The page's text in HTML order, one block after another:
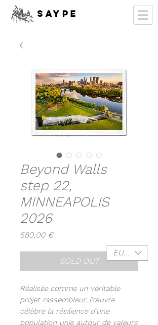
SAYPE
Beyond Walls
step 22,
MINNEAPOLIS
2026
580,00 €Prix
SOLD OUT
Réalisée comme un véritable
projet rassembleur, l’œuvre
célèbre la résilience d’une
population unie autour de valeurs
EUR (€)